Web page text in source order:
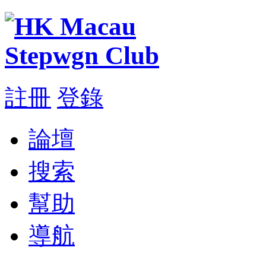
註冊 登錄
論壇
搜索
幫助
導航